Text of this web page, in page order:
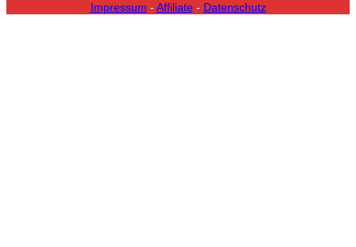
Impressum - Affiliate- Datenschutz